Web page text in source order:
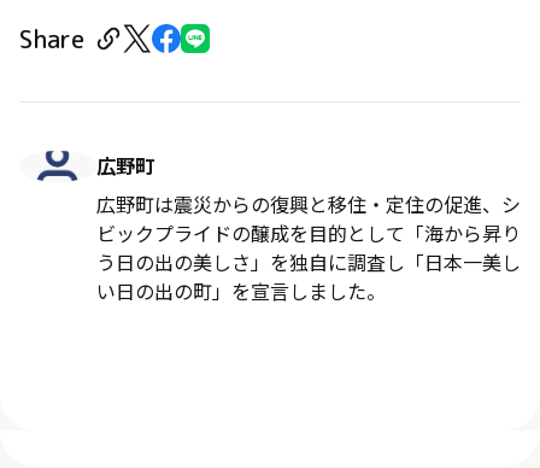
Share
広野町
広野町は震災からの復興と移住・定住の促進、シ
ビックプライドの醸成を目的として「海から昇り
う日の出の美しさ」を独自に調査し「日本一美し
い日の出の町」を宣言しました。